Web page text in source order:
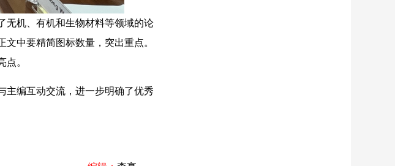
无机、有机和生物材料等领域的论
中要精简图标数量，突出重点。
。
编互动交流，进一步明确了优秀